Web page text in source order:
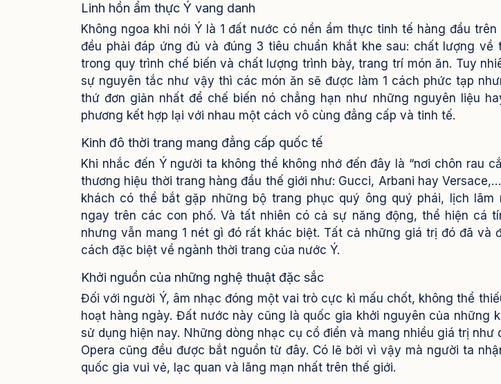
Linh hồn ẩm thực Ý vang danh
Không ngoa khi nói Ý là 1 đất nước có nền ẩm thực tinh tế hàng đầu
đều phải đáp ứng đủ và đúng 3 tiêu chuẩn khắt khe sau: chất lượng về
trong quy trình chế biến và chất lượng trình bày, trang trí món ăn. Tuy
sự nguyên tắc như vậy thì các món ăn sẽ được làm 1 cách phức tạp
thứ đơn giản nhất để chế biến nó chẳng hạn như những nguyên liệu
phương kết hợp lại với nhau một cách vô cùng đẳng cấp và tinh tế.
Kinh đô thời trang mang đẳng cấp quốc tế
Khi nhắc đến Ý người ta không thể không nhớ đến đây là “nơi chôn rau
thương hiệu thời trang hàng đầu thế giới như: Gucci, Arbani hay
khách có thể bắt gặp những bộ trang phục quý ông quý phái, lịch lãm
ngay trên các con phố. Và tất nhiên có cả sự năng động, thể hiện cá
nhưng vẫn mang 1 nét gì đó rất khác biệt. Tất cả những giá trị đó đã và
cách đặc biệt về ngành thời trang của nước Ý.
Khởi nguồn của những nghệ thuật đặc sắc
Đối với người Ý, âm nhạc đóng một vai trò cực kì mấu chốt, không thể
hoạt hàng ngày. Đất nước này cũng là quốc gia khởi nguyên của những
sử dụng hiện nay. Những dòng nhạc cụ cổ điển và mang nhiều giá trị
Opera cũng đều được bắt nguồn từ đây. Có lẽ bởi vì vậy mà người ta
quốc gia vui vẻ, lạc quan và lãng mạn nhất trên thế giới.